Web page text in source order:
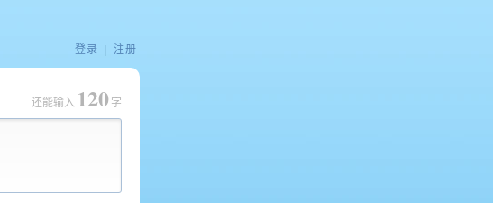
登录 注册
还能输入 120 字